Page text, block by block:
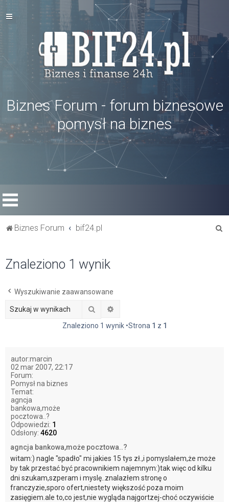
Biznes Forum - forum biznesowe
pomysł na biznes
Biznes Forum bif24.pl
Znaleziono 1 wynik
Wyszukiwanie zaawansowane
Szukaj
Znaleziono 1 wynik •Strona 1 z 1
autor:marcin
02 mar 2007, 22:17
Forum:
Pomysł na biznes
Temat:
agncja
bankowa,może
pocztowa..?
Odpowiedzi: 1
Odsłony: 4620
agncja bankowa,może pocztowa..?
witam:) nagle "spadło" mi jakies 15 tys zł.,i pomyslałem,że może
by tak przestać być pracownikiem najemnym:)tak więc od kilku
dni szukam,szperam i myslę..znalazłem stronę o
franczyzie,sporo ofert,niestety większość poza moim
zasięgiem.ale to,co jest,nie wygląda najgortzej-choć oczywiście